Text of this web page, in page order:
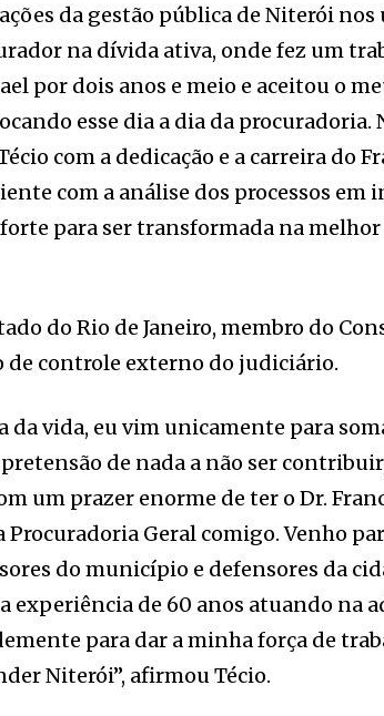
da gestão pública de Niterói
na dívida ativa, onde fez um
por dois anos e meio e aceitou o
esse dia a dia da procuradoria.
com a dedicação e a carreira do
com a análise dos processos em
para ser transformada na
do Rio de Janeiro, membro do
de controle externo do judiciário.
da vida, eu vim unicamente para
de nada a não ser
um prazer enorme de ter o Dr.
Geral comigo. Venho
do município e defensores da
experiência de 60 anos atuando na
para dar a minha força de
Niterói”, afirmou Técio.